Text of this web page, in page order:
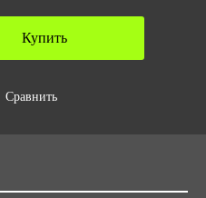
Купить
Сравнить